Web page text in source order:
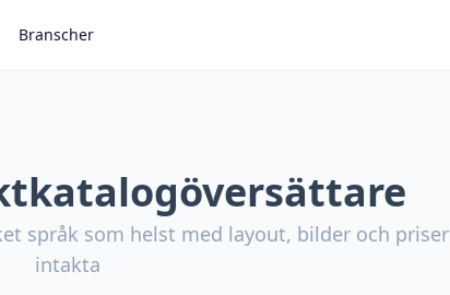
Branscher
språk som helst med layout, bilder och priser
intakta